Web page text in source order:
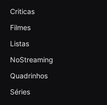
Criticas
Filmes
Listas
NoStreaming
Quadrinhos
Séries